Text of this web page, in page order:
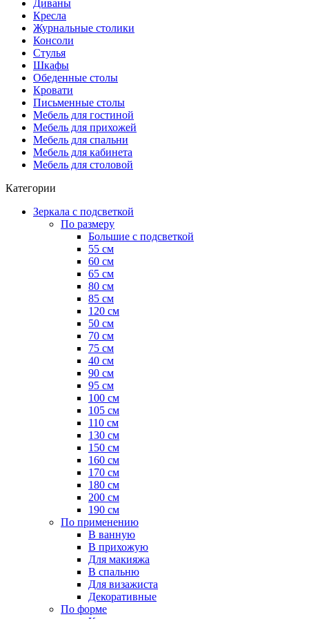
Диваны
Кресла
Журнальные столики
Консоли
Стулья
Шкафы
Обеденные столы
Кровати
Письменные столы
Мебель для гостиной
Мебель для прихожей
Мебель для спальни
Мебель для кабинета
Мебель для столовой
Категории
Зеркала с подсветкой
По размеру
Большие с подсветкой
55 см
60 см
65 см
80 см
85 см
120 см
50 см
70 см
75 см
40 см
90 см
95 см
100 см
105 см
110 см
130 см
150 см
160 см
170 см
180 см
200 см
190 см
По применению
В ванную
В прихожую
Для макияжа
В спальню
Для визажиста
Декоративные
По форме